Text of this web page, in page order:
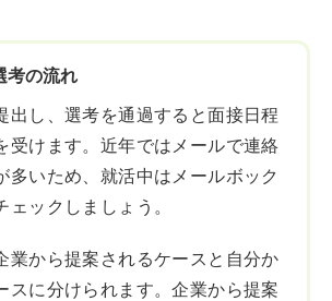
考の流れ
出し、選考を通過すると面接日程
受けます。近年ではメールで連絡
多いため、就活中はメールボック
ェックしましょう。
業から提案されるケースと自分か
スに分けられます。企業から提案